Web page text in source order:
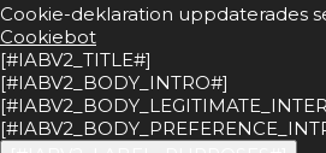
Cookie-deklaration uppdaterades
Cookiebot
[#IABV2_TITLE#]
[#IABV2_BODY_INTRO#]